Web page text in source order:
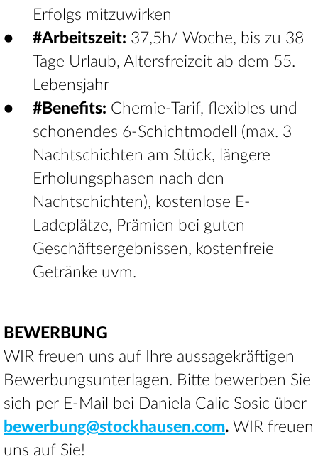
Erfolgs mitzuwirken
#Arbeitszeit: 37,5h/ Woche, bis zu 38
Tage Urlaub, Altersfreizeit ab dem 55.
Lebensjahr
#Benefits: Chemie-Tarif, flexibles und
schonendes 6-Schichtmodell (max. 3
Nachtschichten am Stück, längere
Erholungsphasen nach den
Nachtschichten), kostenlose E-
Ladeplätze, Prämien bei guten
Geschäftsergebnissen, kostenfreie
Getränke uvm.
BEWERBUNG
WIR freuen uns auf Ihre aussagekräftigen
Bewerbungsunterlagen. Bitte bewerben Sie
sich per E-Mail bei Daniela Calic Sosic über
bewerbung@stockhausen.com. WIR freuen
uns auf Sie!